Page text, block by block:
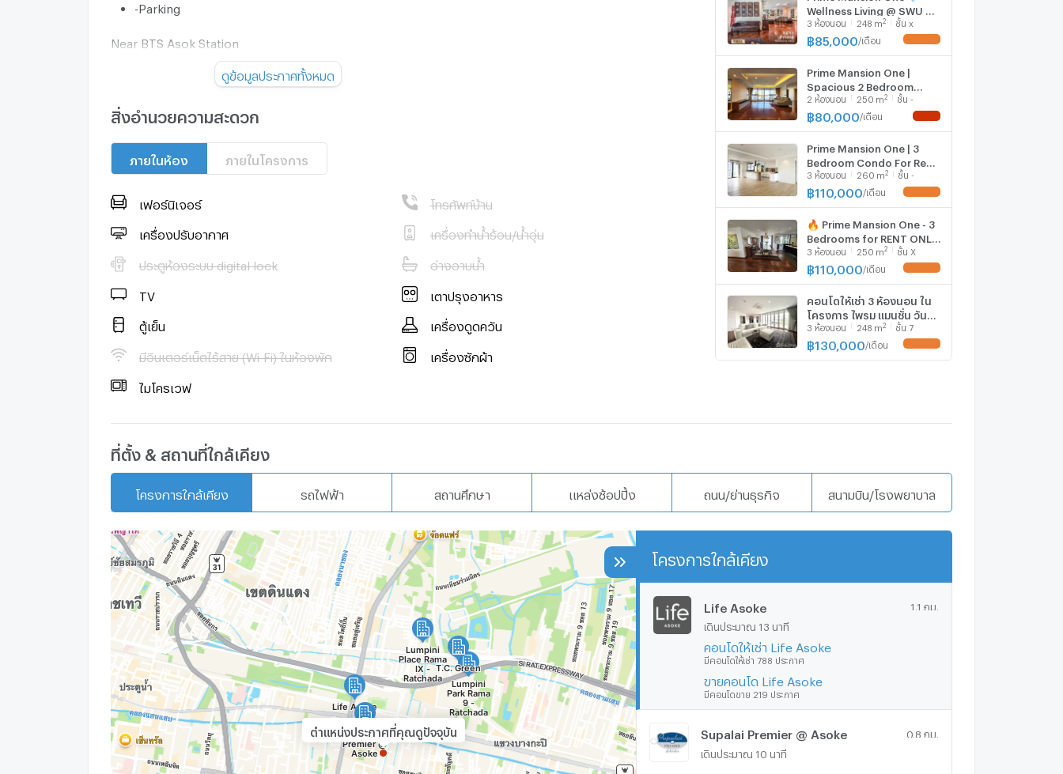
-Parking
Near BTS Asok Station
KC(Kung) 063-369-5994
Line ID: @leth
Email:kc_let@liberalestateth.com
www.liberalestateth.com
#คอนโดให้เช่า #คอนโดใกล้รถไฟฟ้า #คอนโดกรุงเทพ
#คอนโดใกล้BTS #CondoNearBTS #บ้านให้เช่า
#BangkokHouse #บ้านมีที่จอดรถ #ReadyToMoveIn
ดูข้อมูลประกาศทั้งหมด
สิ่งอำนวยความสะดวก
ภายในห้อง ภายในโครงการ
เฟอร์นิเจอร์ โทรศัพท์บ้าน
เครื่องปรับอากาศ เครื่องทำน้ำร้อน/น้ำอุ่น
ประตูห้องระบบ digital lock อ่างอาบน้ำ
TV เตาปรุงอาหาร
ตู้เย็น เครื่องดูดควัน
มีอินเตอร์เน็ตไร้สาย (Wi-Fi) ในห้องพัก เครื่องซักผ้า
ไมโครเวฟ
Wellness Living @ SWU &
Next to Dental Excellence
🏥
3 ห้องนอน 248 m2 ชั้น x
฿85,000 /เดือน
Prime Mansion One |
Spacious 2 Bedroom
Property in Popular Area -
BR16211CD
2 ห้องนอน 250 m2 ชั้น -
฿80,000 /เดือน
Prime Mansion One | 3
Bedroom Condo For Rent
in Asoke - BR11808CD
3 ห้องนอน 260 m2 ชั้น -
฿110,000 /เดือน
🔥 Prime Mansion One - 3
Bedrooms for RENT ONLY
110K 🔥
3 ห้องนอน 250 m2 ชั้น X
฿110,000 /เดือน
คอนโดให้เช่า 3 ห้องนอน ใน
โครงการ ไพรม แมนชั่น วัน
5898258
3 ห้องนอน 248 m2 ชั้น 7
฿130,000 /เดือน
ที่ตั้ง & สถานที่ใกล้เคียง
โครงการใกล้เคียง รถไฟฟ้า สถานศึกษา แหล่งช้อปปิ้ง ถนน/ย่านธุรกิจ สนามบิน/โรงพยาบาล
โครงการใกล้เคียง
Life Asoke 1.1 กม.
เดินประมาณ 13 นาที
คอนโดให้เช่า Life Asoke
มีคอนโดให้เช่า 788 ประกาศ
ขายคอนโด Life Asoke
มีคอนโดขาย 219 ประกาศ
Supalai Premier @ Asoke 0.8 กม.
เดินประมาณ 10 นาที
ตำแหน่งประกาศที่คุณดูปัจจุบัน